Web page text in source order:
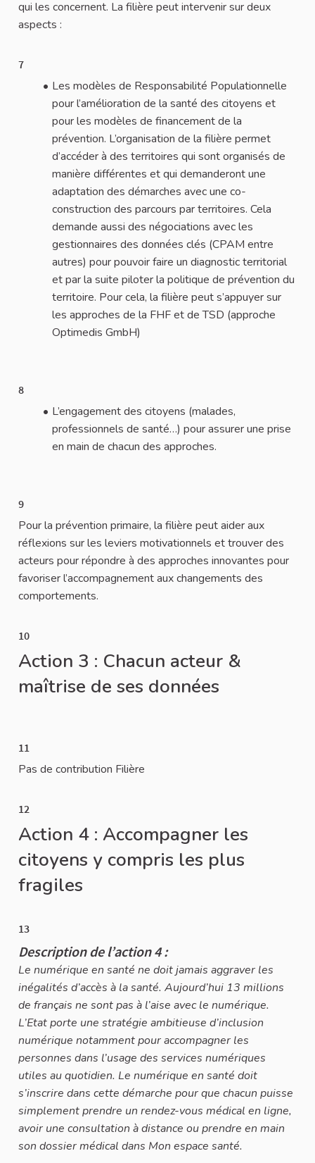
qui les concernent. La filière peut intervenir sur deux
aspects :
7
Les modèles de Responsabilité Populationnelle
pour l’amélioration de la santé des citoyens et
pour les modèles de financement de la
prévention. L’organisation de la filière permet
d’accéder à des territoires qui sont organisés de
manière différentes et qui demanderont une
adaptation des démarches avec une co-
construction des parcours par territoires. Cela
demande aussi des négociations avec les
gestionnaires des données clés (CPAM entre
autres) pour pouvoir faire un diagnostic territorial
et par la suite piloter la politique de prévention du
territoire. Pour cela, la filière peut s’appuyer sur
les approches de la FHF et de TSD (approche
Optimedis GmbH)
8
L’engagement des citoyens (malades,
professionnels de santé…) pour assurer une prise
en main de chacun des approches.
9
Pour la prévention primaire, la filière peut aider aux
réflexions sur les leviers motivationnels et trouver des
acteurs pour répondre à des approches innovantes pour
favoriser l’accompagnement aux changements des
comportements.
10
Action 3 : Chacun acteur &
maîtrise de ses données
11
Pas de contribution Filière
12
Action 4 : Accompagner les
citoyens y compris les plus
fragiles
13
Description de l’action 4 :
Le numérique en santé ne doit jamais aggraver les
inégalités d’accès à la santé. Aujourd’hui 13 millions
de français ne sont pas à l’aise avec le numérique.
L’Etat porte une stratégie ambitieuse d’inclusion
numérique notamment pour accompagner les
personnes dans l’usage des services numériques
utiles au quotidien. Le numérique en santé doit
s’inscrire dans cette démarche pour que chacun puisse
simplement prendre un rendez-vous médical en ligne,
avoir une consultation à distance ou prendre en main
son dossier médical dans Mon espace santé.